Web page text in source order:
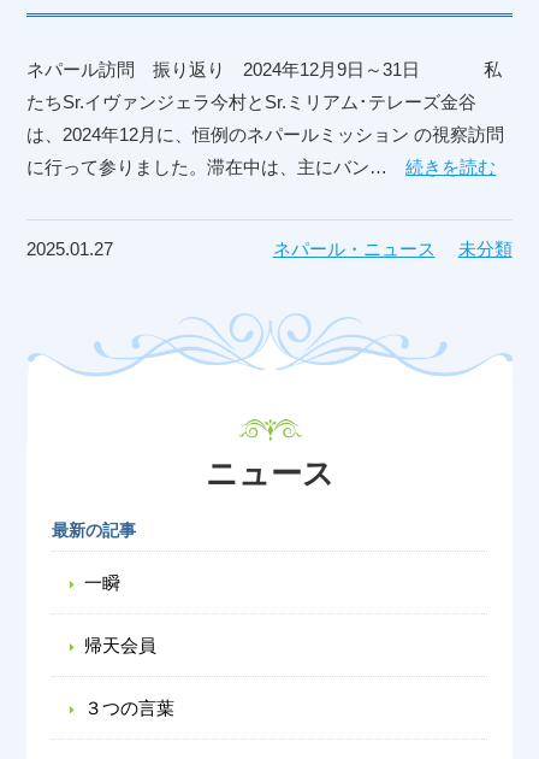
ネパール訪問 振り返り 2024年12月9日～31日 私
たちSr.イヴァンジェラ今村とSr.ミリアム･テレーズ金谷
は、2024年12月に、恒例のネパールミッション の視察訪問
に行って参りました。滞在中は、主にバン…続きを読む
2025.01.27 ネパール・ニュース 未分類
ニュース
最新の記事
一瞬
帰天会員
３つの言葉